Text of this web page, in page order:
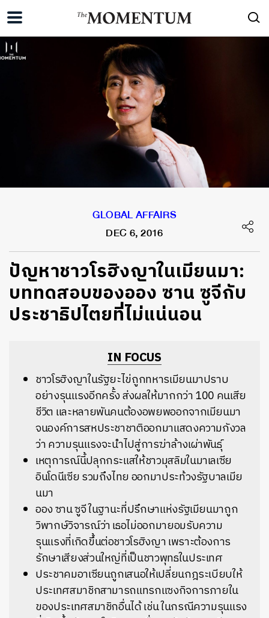
GLOBAL AFFAIRS
DEC 6, 2016
ปัญหาชาวโรฮิงญาในเมียนมา:
บททดสอบของออง ซาน ซูจีกับ
ประชาธิปไตยที่ไม่แน่นอน
IN FOCUS
ชาวโรฮิงญาในรัฐยะไข่ถูกทหารเมียนมาปราบ
อย่างรุนแรงอีกครั้ง ส่งผลให้มากกว่า 100 คนเสีย
ชีวิต และหลายพันคนต้องอพยพออกจากเมียนมา
จนองค์การสหประชาชาติออกมาแสดงความกังวล
ว่า ความรุนแรงจะนำไปสู่การฆ่าล้างเผ่าพันธุ์
เหตุการณ์นี้ปลุกกระแสให้ชาวมุสลิมในมาเลเซีย
อินโดนีเซีย รวมถึงไทย ออกมาประท้วงรัฐบาลเมีย
นมา
ออง ซาน ซูจี ในฐานะที่ปรึกษาแห่งรัฐเมียนมาถูก
วิพากษ์วิจารณ์ว่า เธอไม่ออกมายอมรับความ
รุนแรงที่เกิดขึ้นต่อชาวโรฮิงญา เพราะต้องการ
รักษาเสียงส่วนใหญ่ที่เป็นชาวพุทธในประเทศ
ประชาคมอาเซียนถูกเสนอให้เปลี่ยนกฎระเบียบให้
ประเทศสมาชิกสามารถแทรกแซงกิจการภายใน
ของประเทศสมาชิกอื่นได้ เช่น ในกรณีความรุนแรง